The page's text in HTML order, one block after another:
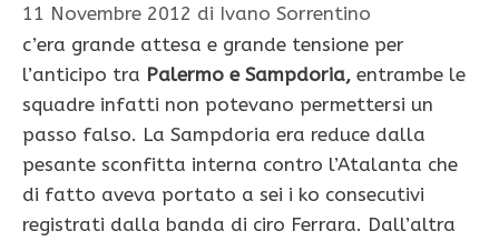
11 Novembre 2012 di Ivano Sorrentino
c’era grande attesa e grande tensione per
l’anticipo tra Palermo e Sampdoria, entrambe le
squadre infatti non potevano permettersi un
passo falso. La Sampdoria era reduce dalla
pesante sconfitta interna contro l’Atalanta che
di fatto aveva portato a sei i ko consecutivi
registrati dalla banda di ciro Ferrara. Dall’altra